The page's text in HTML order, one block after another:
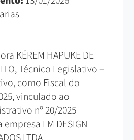
KÉREM HAPUKE DE
Técnico Legislativo –
como Fiscal do
vinculado ao
nº 20/2025
LM DESIGN